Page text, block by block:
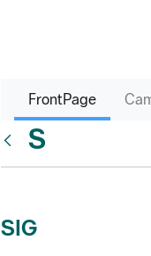
FrontPage
S
SIG